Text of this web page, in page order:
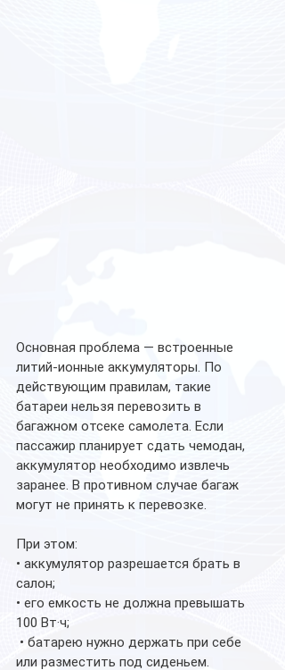
Основная проблема — встроенные
литий-ионные аккумуляторы. По
действующим правилам, такие
батареи нельзя перевозить в
багажном отсеке самолета. Если
пассажир планирует сдать чемодан,
аккумулятор необходимо извлечь
заранее. В противном случае багаж
могут не принять к перевозке.
При этом:
• аккумулятор разрешается брать в
салон;
• его емкость не должна превышать
100 Вт·ч;
• батарею нужно держать при себе
или разместить под сиденьем.